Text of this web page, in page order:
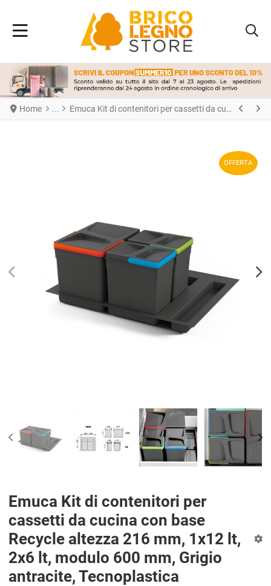
Home Emuca Kit di contenitori per cassetti da cucina con base Recycle altezza 216 mm, 1x12 lt, 2x6 lt, modulo 600 mm, Grigio antracite, Tecnoplastica
PREV
OFFERTA
Emuca Kit di contenitori per
cassetti da cucina con base
Recycle altezza 216 mm, 1x12 lt,
2x6 lt, modulo 600 mm, Grigio
antracite, Tecnoplastica